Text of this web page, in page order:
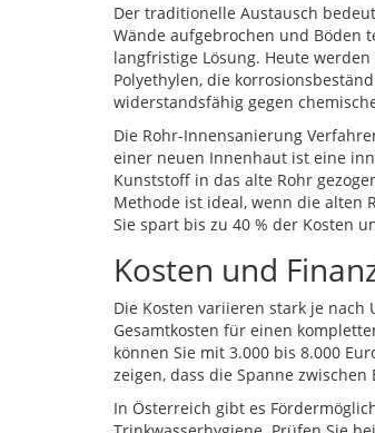
Der traditionelle Austausch
Wände aufgebrochen und Böden
langfristige Lösung. Heute
Polyethylen, die
widerstandsfähig gegen
Die Rohr-Innensanierung
einer neuen Innenhaut ist eine
Kunststoff in das alte Rohr
Methode ist ideal, wenn die alten
Sie spart bis zu 40 % der Kosten
Kosten und
Die Kosten variieren stark je
Gesamtkosten für einen
können Sie mit 3.000 bis 8.000
zeigen, dass die Spanne
In Österreich gibt es